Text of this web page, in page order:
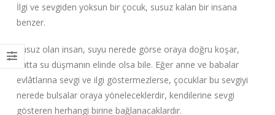
İlgi ve sevgiden yoksun bir çocuk, susuz kalan bir insana
benzer.
Susuz olan insan, suyu nerede görse oraya doğru koşar,
hatta su düşmanın elinde olsa bile. Eğer anne ve babalar
evlâtlarına sevgi ve ilgi göstermezlerse, çocuklar bu sevgiyi
nerede bulsalar oraya yöneleceklerdir, kendilerine sevgi
gösteren herhangi birine bağlanacaklardır.